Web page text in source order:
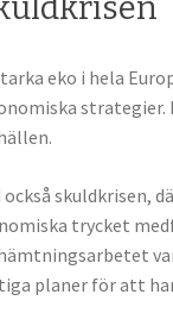
eko i hela
skuldkrisen,
trycket
planer för att